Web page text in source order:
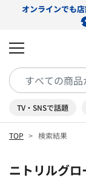
オンラインでも
TV・SNSで話題
TOP 検索結果
ニトリルグ